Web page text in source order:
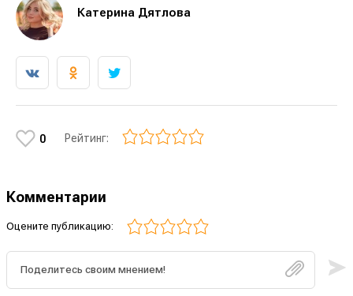
Катерина Дятлова
0 Рейтинг:
Комментарии
Оцените публикацию: